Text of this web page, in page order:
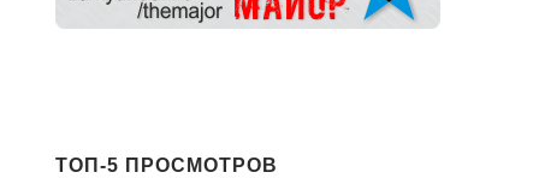
ТОП-5 ПРОСМОТРОВ